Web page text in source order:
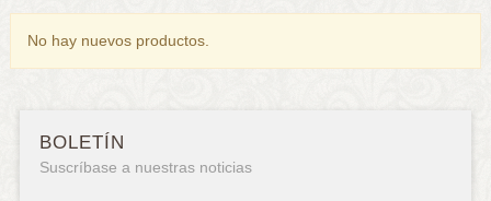
No hay nuevos productos.
BOLETÍN
Suscríbase a nuestras noticias